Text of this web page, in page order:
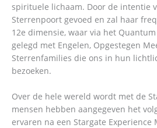
spirituele lichaam. Door de intentie
Sterrenpoort gevoed en zal haar
12e dimensie, waar via het
gelegd met Engelen, Opgestegen
Sterrenfamilies die ons in hun
bezoeken.
Over de hele wereld wordt met de
mensen hebben aangegeven het
ervaren na een Stargate Experience